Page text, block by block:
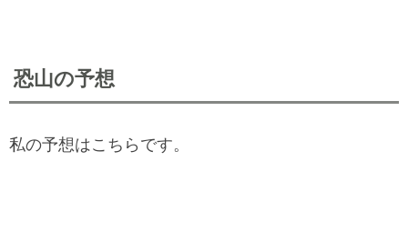
恐山の予想
私の予想はこちらです。